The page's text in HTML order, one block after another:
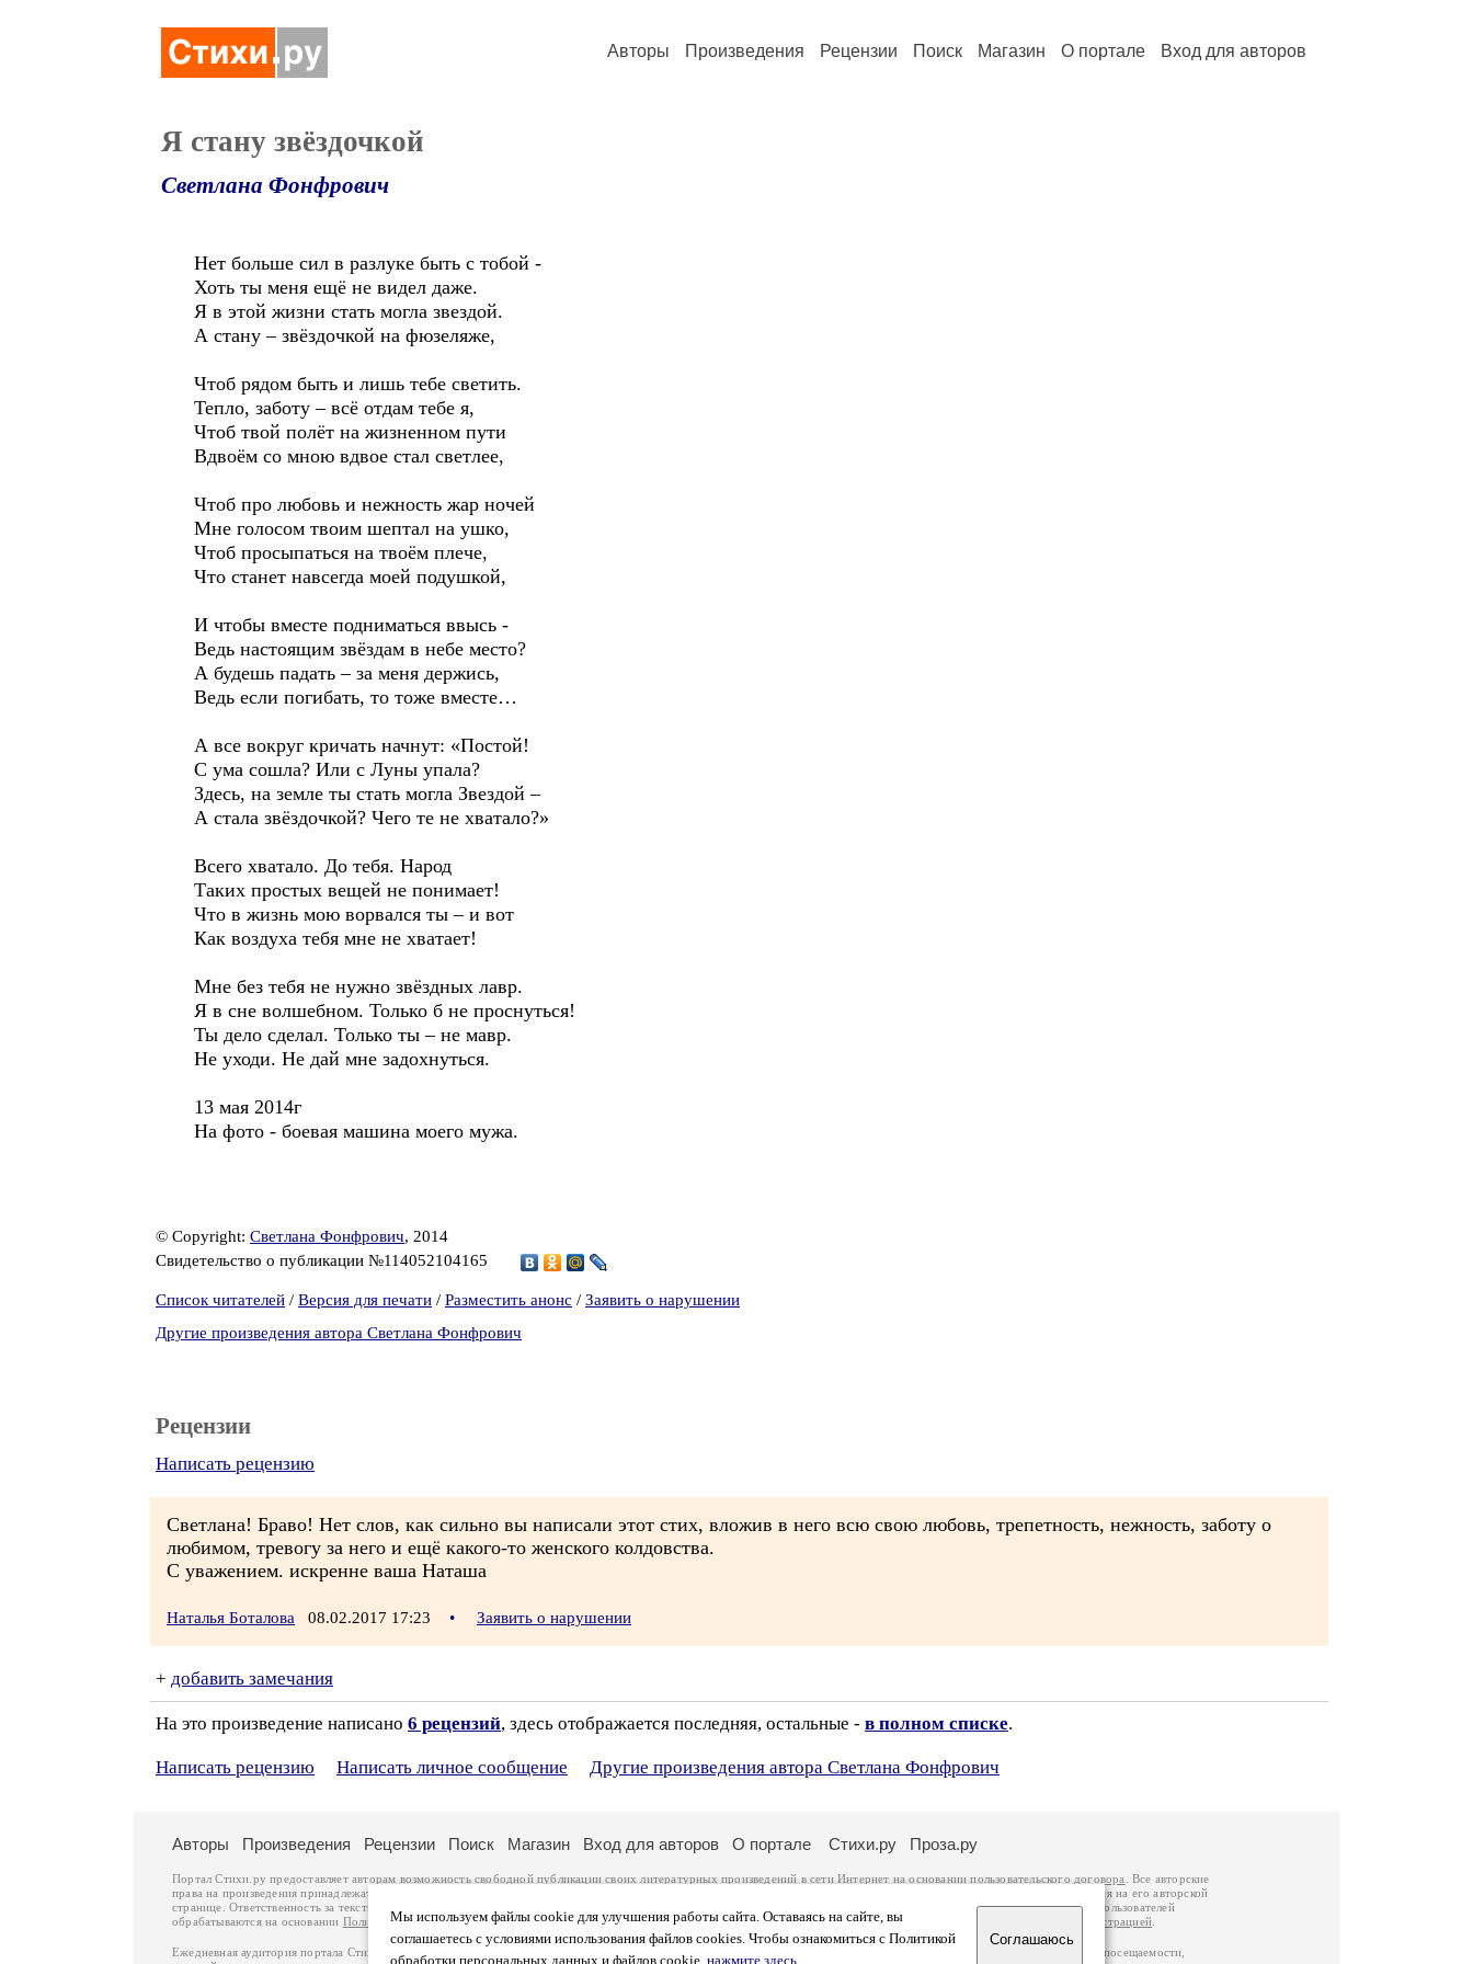
Авторы Произведения Рецензии Поиск Магазин О портале Вход для авторов
Я стану звёздочкой
Светлана Фонфрович
Нет больше сил в разлуке быть с тобой -
Хоть ты меня ещё не видел даже.
Я в этой жизни стать могла звездой.
А стану – звёздочкой на фюзеляже,
Чтоб рядом быть и лишь тебе светить.
Тепло, заботу – всё отдам тебе я,
Чтоб твой полёт на жизненном пути
Вдвоём со мною вдвое стал светлее,
Чтоб про любовь и нежность жар ночей
Мне голосом твоим шептал на ушко,
Чтоб просыпаться на твоём плече,
Что станет навсегда моей подушкой,
И чтобы вместе подниматься ввысь -
Ведь настоящим звёздам в небе место?
А будешь падать – за меня держись,
Ведь если погибать, то тоже вместе…
А все вокруг кричать начнут: «Постой!
С ума сошла? Или с Луны упала?
Здесь, на земле ты стать могла Звездой –
А стала звёздочкой? Чего те не хватало?»
Всего хватало. До тебя. Народ
Таких простых вещей не понимает!
Что в жизнь мою ворвался ты – и вот
Как воздуха тебя мне не хватает!
Мне без тебя не нужно звёздных лавр.
Я в сне волшебном. Только б не проснуться!
Ты дело сделал. Только ты – не мавр.
Не уходи. Не дай мне задохнуться.
13 мая 2014г
На фото - боевая машина моего мужа.
© Copyright: Светлана Фонфрович, 2014
Свидетельство о публикации №114052104165
Список читателей / Версия для печати / Разместить анонс / Заявить о нарушении
Другие произведения автора Светлана Фонфрович
Рецензии
Написать рецензию
Светлана! Браво! Нет слов, как сильно вы написали этот стих, вложив в него всю свою любовь, трепетность, нежность, заботу о
любимом, тревогу за него и ещё какого-то женского колдовства.
С уважением. искренне ваша Наташа
Наталья Боталова 08.02.2017 17:23 • Заявить о нарушении
+ добавить замечания
На это произведение написано 6 рецензий, здесь отображается последняя, остальные - в полном списке.
Написать рецензию Написать личное сообщение Другие произведения автора Светлана Фонфрович
Мы используем файлы cookie для улучшения работы сайта. Оставаясь на сайте, вы
соглашаетесь с условиями использования файлов cookies. Чтобы ознакомиться с Политикой
обработки персональных данных и файлов cookie, нажмите здесь
Соглашаюсь
Авторы Произведения Рецензии Поиск Магазин Вход для авторов О портале Стихи.ру Проза.ру
Портал Стихи.ру предоставляет авторам возможность свободной публикации своих литературных произведений в сети Интернет на основаниипользовательского договора
. Все авторские
права на произведения принадлежат авторам и охраняются
. Перепечатка произведений возможна только с согласия его автора, к которому вы можете обратиться на его авторской
странице. Ответственность за тексты произведений авторы несут самостоятельно на основании
законодательства Российской Федерации. Данные пользователей
обрабатываются на основании Политики обработки персональных данных. Вы также можете посмотреть более подробнуюинформацию о портале связаться с администрацией
Ежедневная аудитория портала Стихи.ру – порядка 200 тысяч посетителей, которые в общей сумме просматривают более двух миллионов страниц по данным счетчика посещаемости,